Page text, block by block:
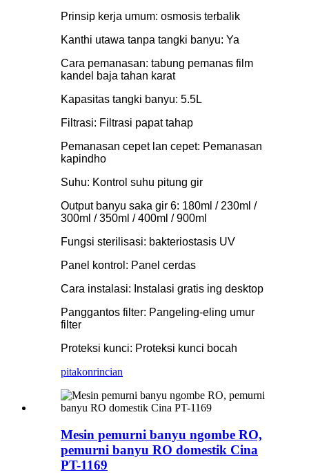
Prinsip kerja umum: osmosis terbalik
Kanthi utawa tanpa tangki banyu: Ya
Cara pemanasan: tabung pemanas film
kandel baja tahan karat
Kapasitas tangki banyu: 5.5L
Filtrasi: Filtrasi papat tahap
Pemanasan cepet lan cepet: Pemanasan
kapindho
Suhu: Kontrol suhu pitung gir
Output banyu saka gir 6: 180ml / 230ml /
300ml / 350ml / 400ml / 900ml
Fungsi sterilisasi: bakteriostasis UV
Panel kontrol: Panel cerdas
Cara instalasi: Instalasi gratis ing desktop
Panggantos filter: Pangeling-eling umur
filter
Proteksi kunci: Proteksi kunci bocah
pitakonrincian
Mesin pemurni banyu ngombe RO,
pemurni banyu RO domestik Cina
PT-1169